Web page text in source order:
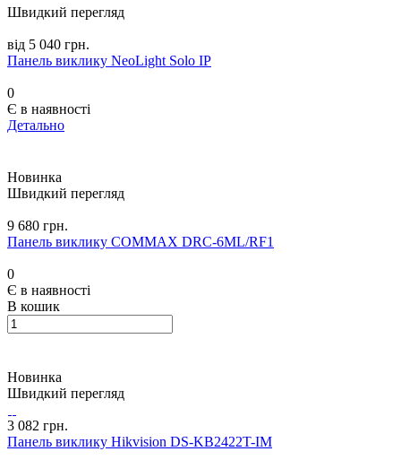
Швидкий перегляд
від 5 040 грн.
Панель виклику NeoLight Solo IP
0
Є в наявності
Детально
Новинка
Швидкий перегляд
9 680 грн.
Панель виклику COMMAX DRC-6ML/RF1
0
Є в наявності
В кошик
Новинка
Швидкий перегляд
3 082 грн.
Панель виклику Hikvision DS-KB2422T-IM